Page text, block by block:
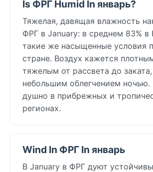
Is ФРГ Humid In январь?
Тяжелая, давящая влажность
ФРГ в January: в среднем 83% в
такие же насыщенные условия
стране. Воздух кажется
тяжелым от рассвета до
небольшим облегчением ночью.
душно в прибрежных и
регионах.
Wind In ФРГ In январь
В January в ФРГ дуют